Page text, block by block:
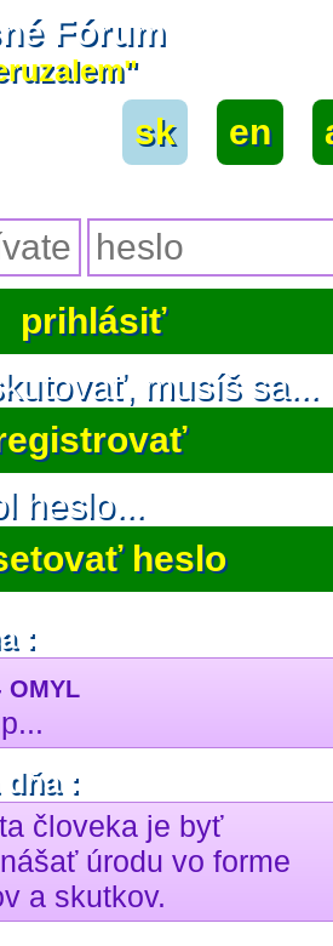
Fórum
sk en
musíš sa...
heslo...
heslo
:
OMYL
dňa :
človeka je byť
úrodu vo forme
a skutkov.